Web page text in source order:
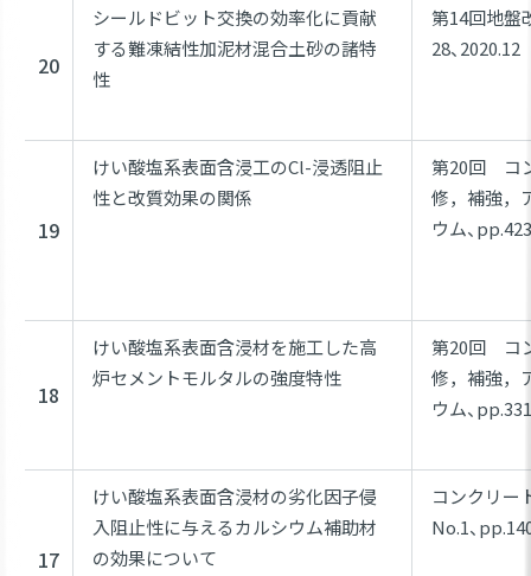
20
シールドビット交換の効率化に貢献
する難凍結性加泥材混合土砂の諸特
性
第14回地盤
28、2020.12
19
けい酸塩系表面含浸工のCl-浸透阻止
性と改質効果の関係
第20回 コ
修，補強，
ウム、
18
けい酸塩系表面含浸材を施工した高
炉セメントモルタルの強度特性
第20回 コ
修，補強，
ウム、
17
けい酸塩系表面含浸材の劣化因子侵
入阻止性に与えるカルシウム補助材
の効果について
コンクリー
No.1、